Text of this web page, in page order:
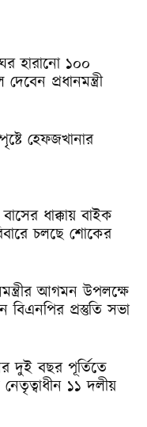
হারানো ১০০
প্রধানমন্ত্রী
হেফজখানার
বাসের ধাক্কায় বাইক
চলছে শোকের
আগমন উপলক্ষে
বিএনপির প্রস্তুতি সভা
দুই বছর পূর্তিতে
১১ দলীয়